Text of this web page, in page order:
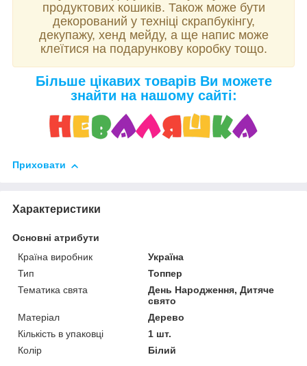
продуктових кошиків. Також може бути
декорований у техніці скрапбукінгу,
декупажу, хенд мейду, а ще напис може
клеїтися на подарункову коробку тощо.
Більше цікавих товарів Ви можете
знайти на нашому сайті:
Приховати
Характеристики
Основні атрибути
Країна виробник
Україна
Тип
Топпер
Тематика свята
День Народження, Дитяче
свято
Матеріал
Дерево
Кількість в упаковці
1 шт.
Колір
Білий